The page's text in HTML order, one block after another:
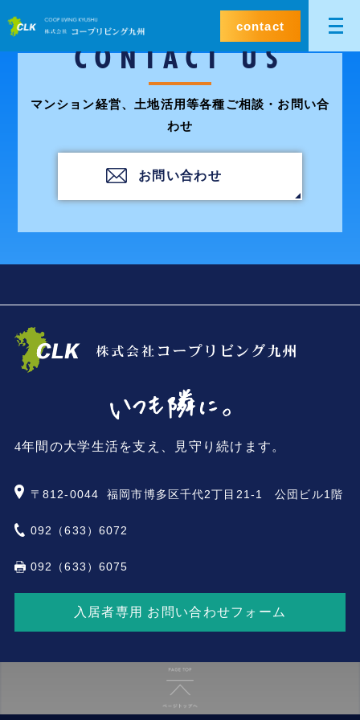
contact
CONTACT US
マンション経営、土地活用等各種ご相談・お問い合
わせ
お問い合わせ
4年間の大学生活を支え、見守り続けます。
〒812-0044 福岡市博多区千代2丁目21-1 公団ビル1階
092（633）6072
092（633）6075
入居者専用 お問い合わせフォーム